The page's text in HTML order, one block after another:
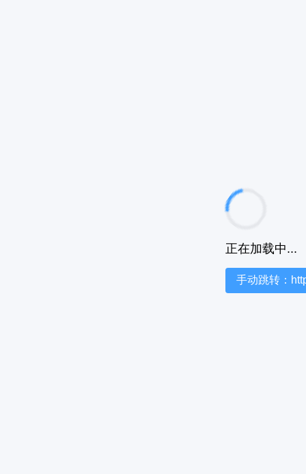
正在加载中...
手动跳转：